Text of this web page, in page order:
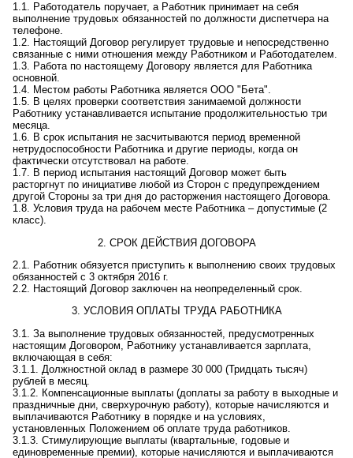
1.1. Работодатель поручает, а Работник принимает на себя
выполнение трудовых обязанностей по должности диспетчера на
телефоне.
1.2. Настоящий Договор регулирует трудовые и непосредственно
связанные с ними отношения между Работником и Работодателем.
1.3. Работа по настоящему Договору является для Работника
основной.
1.4. Местом работы Работника является ООО "Бета".
1.5. В целях проверки соответствия занимаемой должности
Работнику устанавливается испытание продолжительностью три
месяца.
1.6. В срок испытания не засчитываются период временной
нетрудоспособности Работника и другие периоды, когда он
фактически отсутствовал на работе.
1.7. В период испытания настоящий Договор может быть
расторгнут по инициативе любой из Сторон с предупреждением
другой Стороны за три дня до расторжения настоящего Договора.
1.8. Условия труда на рабочем месте Работника – допустимые (2
класс).
2. СРОК ДЕЙСТВИЯ ДОГОВОРА
2.1. Работник обязуется приступить к выполнению своих трудовых
обязанностей с 3 октября 2016 г.
2.2. Настоящий Договор заключен на неопределенный срок
3. УСЛОВИЯ ОПЛАТЫ ТРУДА РАБОТНИКА
3.1. За выполнение трудовых обязанностей, предусмотренных
настоящим Договором, Работнику устанавливается зарплата,
включающая в себя:
3.1.1. Должностной оклад в размере 30 000 (Тридцать тысяч)
рублей в месяц.
3.1.2. Компенсационные выплаты (доплаты за работу в выходные и
праздничные дни, сверхурочную работу), которые начисляются и
выплачиваются Работнику в порядке и на условиях,
установленных Положением об оплате труда работников.
3.1.3. Стимулирующие выплаты (квартальные, годовые и
единовременные премии), которые начисляются и выплачиваются